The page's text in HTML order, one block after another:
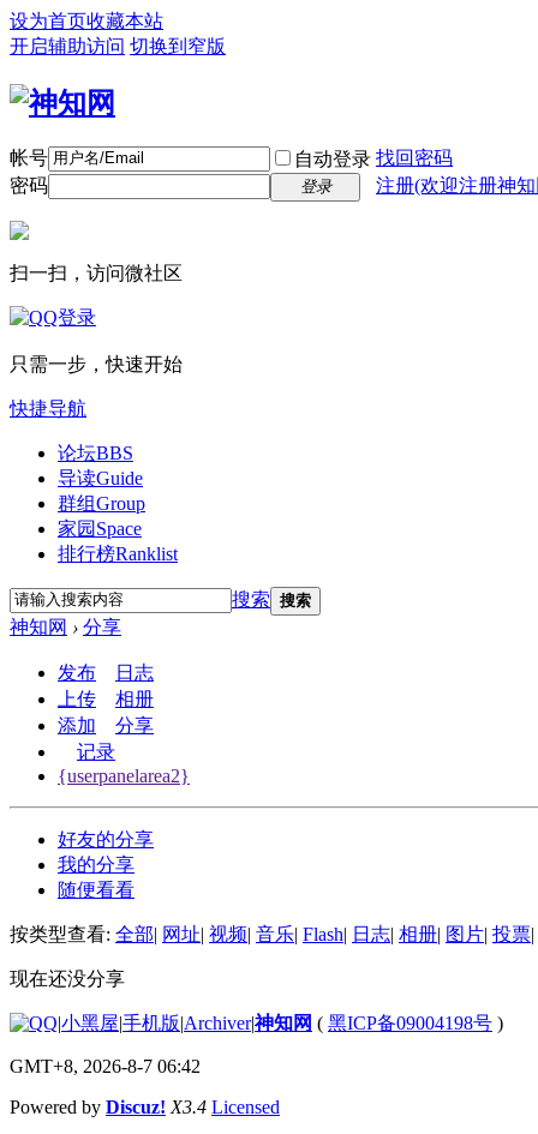
设为首页收藏本站
开启辅助访问 切换到窄版
帐号 自动登录 找回密码
密码
登录 注册(欢迎注册神
扫一扫，访问微社区
只需一步，快速开始
快捷导航
论坛BBS
导读Guide
群组Group
家园 Space
排行榜Ranklist
搜索 搜索
神知网 › 分享
发布
日志
上传
相册
添加
分享
记录
{userpanelarea2}
好友的分享
我的分享
随便看看
按类型查看: 全部| 网址| 视频| 音乐| Flash| 日志| 相册| 图片| 投票|
现在还没分享
|小黑屋|手机版|Archiver|神知网 ( 黑ICP备09004198号 )
GMT+8, 2026-8-7 06:42
Powered by Discuz! X3.4 Licensed